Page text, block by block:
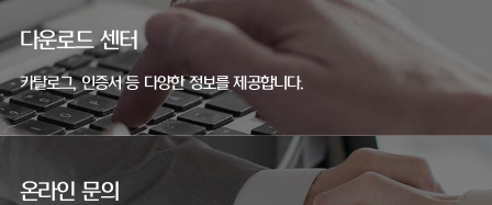
다운로드 센터
카탈로그, 인증서 등 다양한 정보를 제공합니다.
온라인 문의